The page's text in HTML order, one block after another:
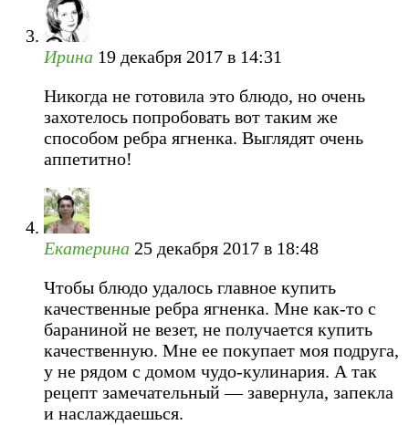
Ирина 19 декабря 2017 в 14:31
Никогда не готовила это блюдо, но очень
захотелось попробовать вот таким же
способом ребра ягненка. Выглядят очень
аппетитно!
Екатерина 25 декабря 2017 в 18:48
Чтобы блюдо удалось главное купить
качественные ребра ягненка. Мне как-то с
бараниной не везет, не получается купить
качественную. Мне ее покупает моя подруга,
у не рядом с домом чудо-кулинария. А так
рецепт замечательный — завернула, запекла
и наслаждаешься.